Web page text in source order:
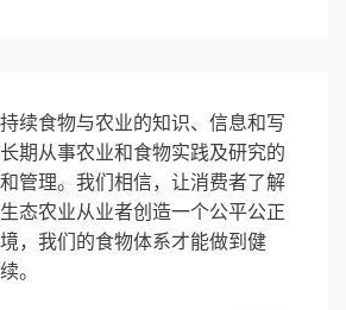
续食物与农业的知识、信息和写
期从事农业和食物实践及研究的
管理。我们相信，让消费者了解
态农业从业者创造一个公平公正
，我们的食物体系才能做到健
。